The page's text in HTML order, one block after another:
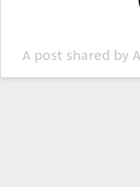
A post shared by